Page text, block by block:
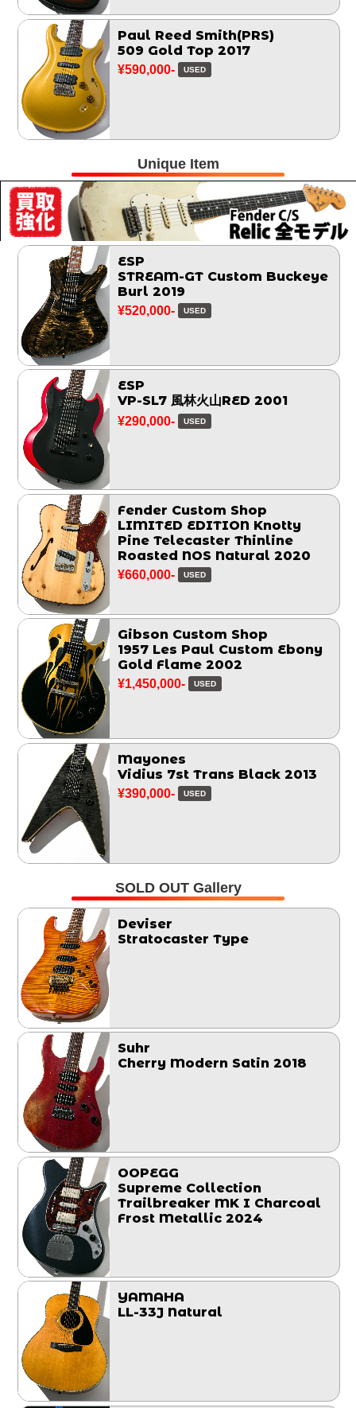
Paul Reed Smith(PRS)
509 Gold Top 2017
¥590,000- USED
Unique Item
ESP
STREAM-GT Custom Buckeye
Burl 2019
¥520,000- USED
ESP
VP-SL7 風林火山RED 2001
¥290,000- USED
Fender Custom Shop
LIMITED EDITION Knotty
Pine Telecaster Thinline
Roasted NOS Natural 2020
¥660,000- USED
Gibson Custom Shop
1957 Les Paul Custom Ebony
Gold Flame 2002
¥1,450,000- USED
Mayones
Vidius 7st Trans Black 2013
¥390,000- USED
SOLD OUT Gallery
Deviser
Stratocaster Type
Suhr
Cherry Modern Satin 2018
OOPEGG
Supreme Collection
Trailbreaker MK I Charcoal
Frost Metallic 2024
YAMAHA
LL-33J Natural